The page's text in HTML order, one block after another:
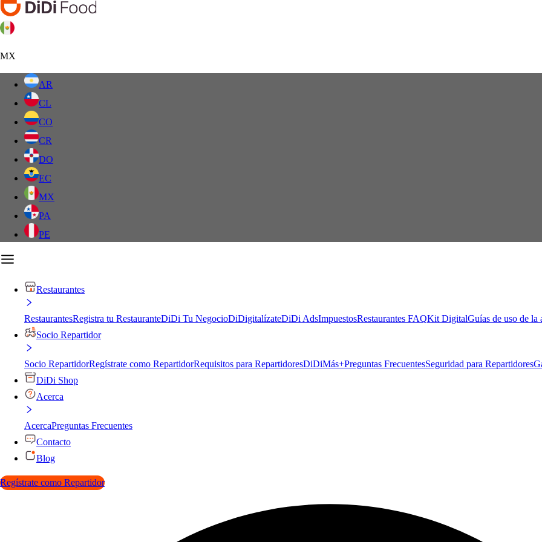
MX
AR
CL
CO
CR
DO
EC
MX
PA
PE
Restaurantes
RestaurantesRegistra tu RestauranteDiDi Tu NegocioDiDigitalízateDiDi AdsImpuestosRestaurantes FAQKit DigitalGuías de uso de la
Socio Repartidor
Socio RepartidorRegístrate como RepartidorRequisitos para RepartidoresDiDiMás+Preguntas FrecuentesSeguridad para Repartidores
DiDi Shop
Acerca
AcercaPreguntas Frecuentes
Contacto
Blog
Regístrate como Repartidor